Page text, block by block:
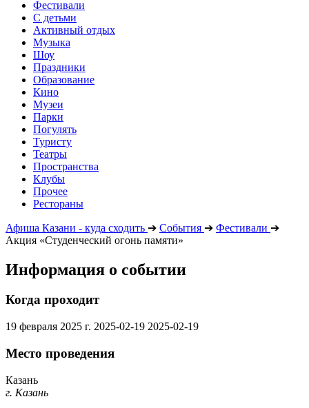
Фестивали
С детьми
Активный отдых
Музыка
Шоу
Праздники
Образование
Кино
Музеи
Парки
Погулять
Туристу
Театры
Пространства
Клубы
Прочее
Рестораны
Афиша Казани - куда сходить ➔ События ➔ Фестивали ➔
Акция «Студенческий огонь памяти»
Информация о событии
Когда проходит
19 февраля 2025 г. 2025-02-19 2025-02-19
Место проведения
Казань
г. Казань